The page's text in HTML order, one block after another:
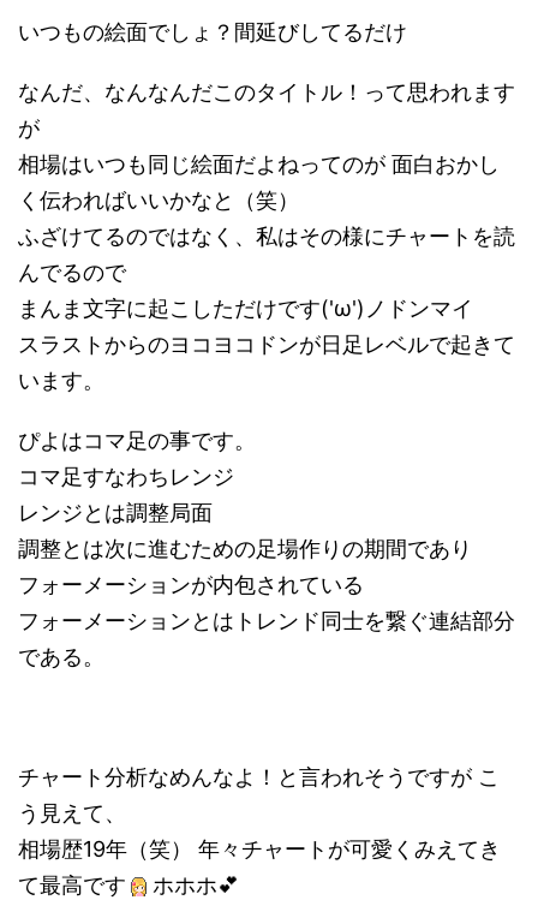
いつもの絵面でしょ？間延びしてるだけ
なんだ、なんなんだこのタイトル！って思われます
が
相場はいつも同じ絵面だよねってのが 面白おかし
く伝わればいいかなと（笑）
ふざけてるのではなく、私はその様にチャートを読
んでるので
まんま文字に起こしただけです('ω')ノドンマイ
スラストからのヨコヨコドンが日足レベルで起きて
います。
ぴよはコマ足の事です。
コマ足すなわちレンジ
レンジとは調整局面
調整とは次に進むための足場作りの期間であり
フォーメーションが内包されている
フォーメーションとはトレンド同士を繋ぐ連結部分
である。
チャート分析なめんなよ！と言われそうですが こ
う見えて、
相場歴19年（笑） 年々チャートが可愛くみえてき
て最高です
ホホホ💕